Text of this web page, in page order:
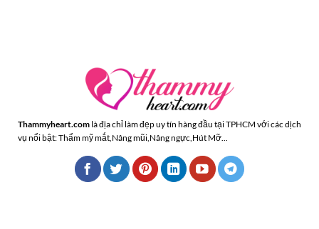
Thammyheart.com là địa chỉ làm đẹp uy tín hàng đầu tại TPHCM với các dịch
vụ nổi bật: Thẩm mỹ mắt,Nâng mũi,Nâng ngực,Hút Mỡ...